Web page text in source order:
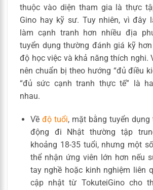
thuộc vào diện tham gia là thực
Gino hay kỹ sư. Tuy nhiên, vì đây
làm cạnh tranh hơn nhiều địa
tuyển dụng thường đánh giá kỹ
độ học việc và khả năng thích nghi.
nên chuẩn bị theo hướng “đủ điều
“đủ sức cạnh tranh thực tế” là
nhau.
Về độ tuổi, mặt bằng tuyển
động đi Nhật thường tập
khoảng 18-35 tuổi, nhưng một
thể nhận ứng viên lớn hơn nếu
tay nghề hoặc kinh nghiệm liên
cập nhật từ TokuteiGino cho